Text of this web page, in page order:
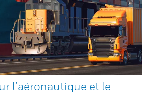
l’aéronautique et le